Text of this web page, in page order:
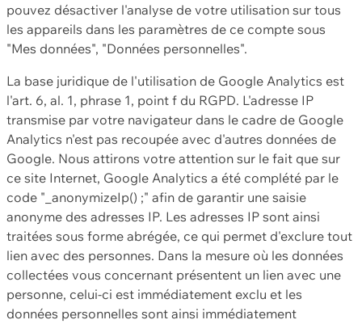
pouvez désactiver l'analyse de votre utilisation sur tous
les appareils dans les paramètres de ce compte sous
"Mes données", "Données personnelles".
La base juridique de l'utilisation de Google Analytics est
l'art. 6, al. 1, phrase 1, point f du RGPD. L'adresse IP
transmise par votre navigateur dans le cadre de Google
Analytics n'est pas recoupée avec d'autres données de
Google. Nous attirons votre attention sur le fait que sur
ce site Internet, Google Analytics a été complété par le
code "_anonymizeIp() ;" afin de garantir une saisie
anonyme des adresses IP. Les adresses IP sont ainsi
traitées sous forme abrégée, ce qui permet d'exclure tout
lien avec des personnes. Dans la mesure où les données
collectées vous concernant présentent un lien avec une
personne, celui-ci est immédiatement exclu et les
données personnelles sont ainsi immédiatement